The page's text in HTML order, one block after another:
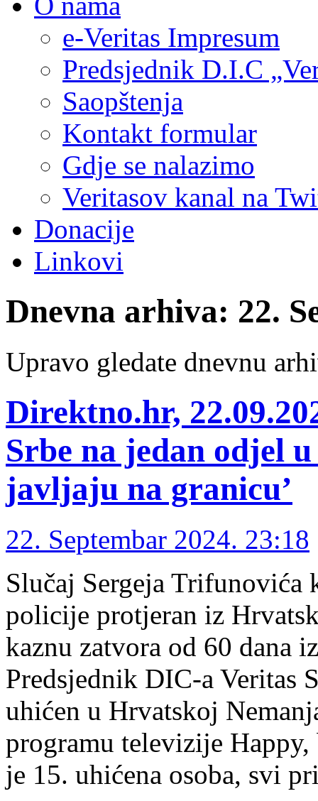
e-Veritas Impresum
Predsjednik D.I.C
Saopštenja
Kontakt formular
Gdje se nalazimo
Veritasov kanal na
Donacije
Linkovi
Dnevna arhiva: 22.
Upravo gledate dnevnu
Direktno.hr,
Srbe na jedan odjel
javljaju na granicu’
22. Septembar 2024. 23:18
Slučaj Sergeja
policije protjeran iz
kaznu zatvora od 60 dana
Predsjednik DIC-a Veritas
uhićen u Hrvatskoj
programu televizije
je 15. uhićena osoba, svi